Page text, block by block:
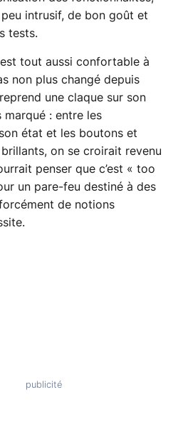
intrusif, de bon goût et
tests.
tout aussi confortable à
non plus changé depuis
une claque sur son
marqué : entre les
état et les boutons et
on se croirait revenu
penser que c’est « too
un pare-feu destiné à des
de notions